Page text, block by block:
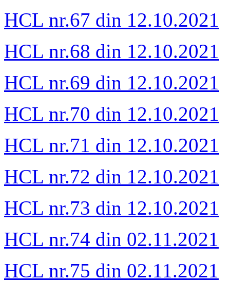
HCL nr.67 din 12.10.2021
HCL nr.68 din 12.10.2021
HCL nr.69 din 12.10.2021
HCL nr.70 din 12.10.2021
HCL nr.71 din 12.10.2021
HCL nr.72 din 12.10.2021
HCL nr.73 din 12.10.2021
HCL nr.74 din 02.11.2021
HCL nr.75 din 02.11.2021